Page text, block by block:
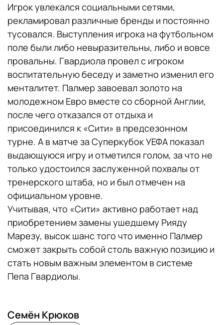
Игрок увлекался социальными сетями,
рекламировал различные бренды и постоянно
тусовался. Выступления игрока на футбольном
поле были либо невыразительны, либо и вовсе
провальны. Гвардиола провел с игроком
воспитательную беседу и заметно изменил его
менталитет. Палмер завоевал золото на
молодежном Евро вместе со сборной Англии,
после чего отказался от отдыха и
присоединился к «Сити» в предсезонном
турне. А в матче за Суперкубок УЕФА показал
выдающуюся игру и отметился голом, за что не
только удостоился заслуженной похвалы от
тренерского штаба, но и был отмечен на
официальном уровне.
Учитывая, что «Сити» активно работает над
приобретением замены ушедшему Рияду
Марезу, высок шанс того что именно Палмер
сможет закрыть собой столь важную позицию и
стать новым важным элементом в системе
Пепа Гвардиолы.
Семён Крюков